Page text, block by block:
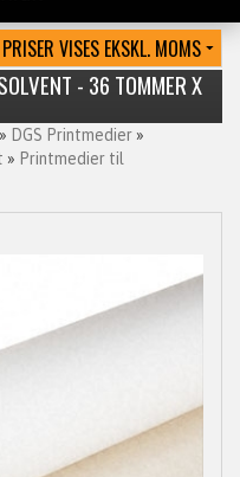
- 36 TOMMER X
» DGS Printmedier »
» Printmedier til